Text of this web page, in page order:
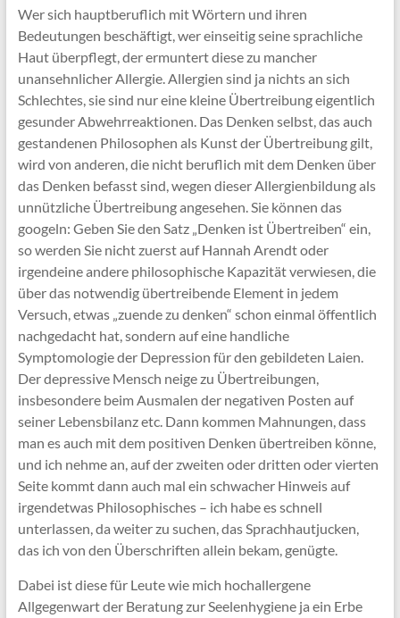
Wer sich hauptberuflich mit Wörtern und ihren
Bedeutungen beschäftigt, wer einseitig seine sprachliche
Haut überpflegt, der ermuntert diese zu mancher
unansehnlicher Allergie. Allergien sind ja nichts an sich
Schlechtes, sie sind nur eine kleine Übertreibung eigentlich
gesunder Abwehrreaktionen. Das Denken selbst, das auch
gestandenen Philosophen als Kunst der Übertreibung gilt,
wird von anderen, die nicht beruflich mit dem Denken über
das Denken befasst sind, wegen dieser Allergienbildung als
unnützliche Übertreibung angesehen. Sie können das
googeln: Geben Sie den Satz „Denken ist Übertreiben“ ein,
so werden Sie nicht zuerst auf Hannah Arendt oder
irgendeine andere philosophische Kapazität verwiesen, die
über das notwendig übertreibende Element in jedem
Versuch, etwas „zuende zu denken“ schon einmal öffentlich
nachgedacht hat, sondern auf eine handliche
Symptomologie der Depression für den gebildeten Laien.
Der depressive Mensch neige zu Übertreibungen,
insbesondere beim Ausmalen der negativen Posten auf
seiner Lebensbilanz etc. Dann kommen Mahnungen, dass
man es auch mit dem positiven Denken übertreiben könne,
und ich nehme an, auf der zweiten oder dritten oder vierten
Seite kommt dann auch mal ein schwacher Hinweis auf
irgendetwas Philosophisches – ich habe es schnell
unterlassen, da weiter zu suchen, das Sprachhautjucken,
das ich von den Überschriften allein bekam, genügte.
Dabei ist diese für Leute wie mich hochallergene
Allgegenwart der Beratung zur Seelenhygiene ja ein Erbe